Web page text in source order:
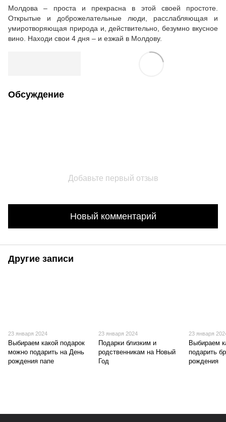
Молдова – проста и прекрасна в этой своей простоте.
Открытые и доброжелательные люди, расслабляющая и
умиротворяющая природа и, действительно, безумно вкусное
вино. Находи свои 4 дня – и езжай в Молдову.
Обсуждение
Добавьте первый отзыв
Новый комментарий
Другие записи
23 января 2024
Выбираем какой подарок
можно подарить на День
рождения папе
23 января 2024
Подарки близким и
родственникам на Новый
Год
23 января
Выбираем
подарить
рождения